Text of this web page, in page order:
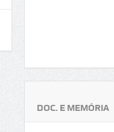
DOC. E MEMÓRIA